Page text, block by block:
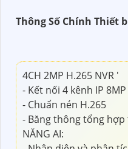
Thông Số Chính Thiết
4CH 2MP H.265 NVR '
- Kết nối 4 kênh IP 8MP
- Chuẩn nén H.265
- Băng thông tổng hợp
NĂNG AI: